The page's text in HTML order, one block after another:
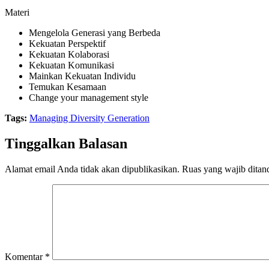
Materi
Mengelola Generasi yang Berbeda
Kekuatan Perspektif
Kekuatan Kolaborasi
Kekuatan Komunikasi
Mainkan Kekuatan Individu
Temukan Kesamaan
Change your management style
Tags: Managing Diversity Generation
Tinggalkan Balasan
Alamat email Anda tidak akan dipublikasikan. Ruas yang wajib
Komentar *